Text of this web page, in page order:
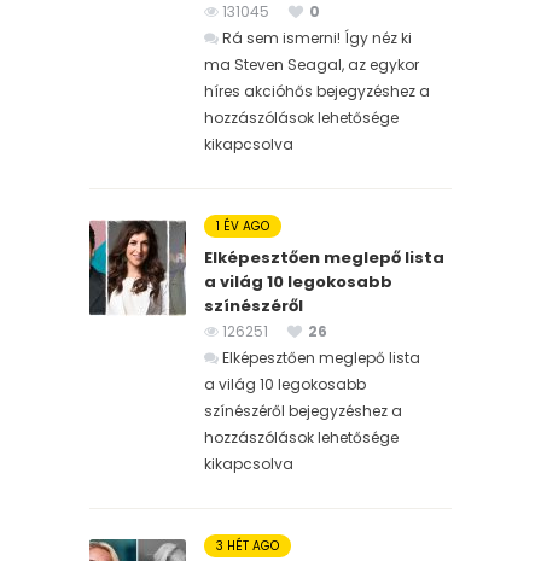
131045
0
Rá sem ismerni! Így néz ki
ma Steven Seagal, az egykor
híres akcióhős bejegyzéshez a
hozzászólások lehetősége
kikapcsolva
1 ÉV AGO
Elképesztően meglepő lista
a világ 10 legokosabb
színészéről
126251
26
Elképesztően meglepő lista
a világ 10 legokosabb
színészéről bejegyzéshez a
hozzászólások lehetősége
kikapcsolva
3 HÉT AGO